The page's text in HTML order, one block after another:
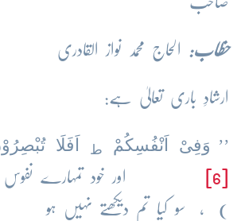
خطاب: الحاج محمد نواز القادری
ارشادِ باری تعالیٰ ہے:
’’ وَفِیْ اَنْفُسِکُمْ ط اَفَلَا
اور خود تمہارے نفوس
) ، سو کیا تم دیکھتے نہیں ہو